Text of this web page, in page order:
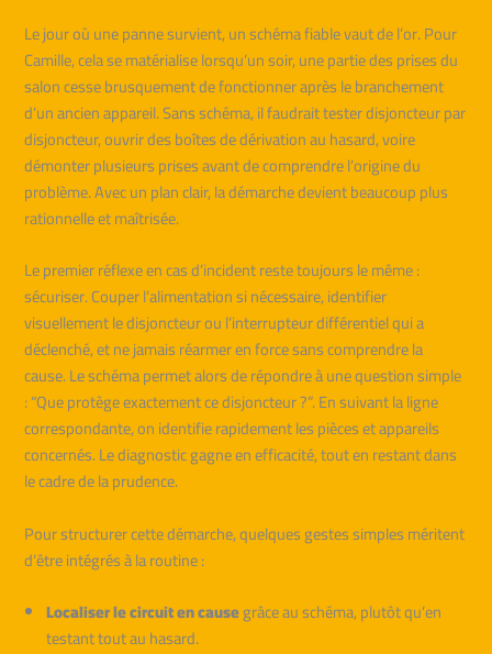
Le jour où une panne survient, un schéma fiable vaut de l’or. Pour
Camille, cela se matérialise lorsqu’un soir, une partie des prises du
salon cesse brusquement de fonctionner après le branchement
d’un ancien appareil. Sans schéma, il faudrait tester disjoncteur par
disjoncteur, ouvrir des boîtes de dérivation au hasard, voire
démonter plusieurs prises avant de comprendre l’origine du
problème. Avec un plan clair, la démarche devient beaucoup plus
rationnelle et maîtrisée.
Le premier réflexe en cas d’incident reste toujours le même :
sécuriser. Couper l’alimentation si nécessaire, identifier
visuellement le disjoncteur ou l’interrupteur différentiel qui a
déclenché, et ne jamais réarmer en force sans comprendre la
cause. Le schéma permet alors de répondre à une question simple
: “Que protège exactement ce disjoncteur ?”. En suivant la ligne
correspondante, on identifie rapidement les pièces et appareils
concernés. Le diagnostic gagne en efficacité, tout en restant dans
le cadre de la prudence.
Pour structurer cette démarche, quelques gestes simples méritent
d’être intégrés à la routine :
Localiser le circuit en causegrâce au schéma, plutôt qu’en
testant tout au hasard.